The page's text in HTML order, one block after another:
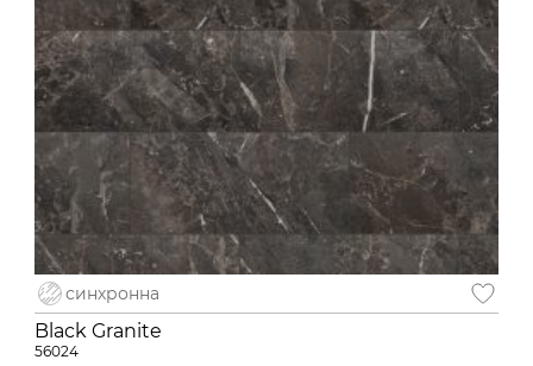
синхронна
Black Granite
56024